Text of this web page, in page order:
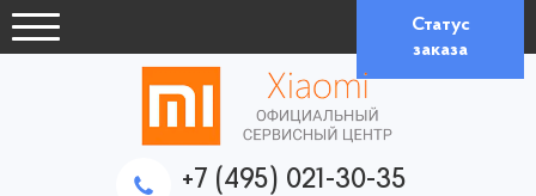
Статус
заказа
+7 (495) 021-30-35